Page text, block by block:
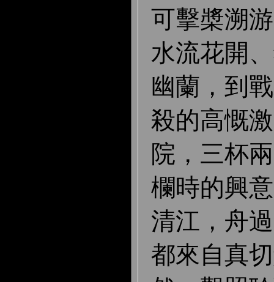
可擊槳溯
水流花開
幽蘭，到
殺的高慨
院，三杯
欄時的興
清江，舟
都來自真